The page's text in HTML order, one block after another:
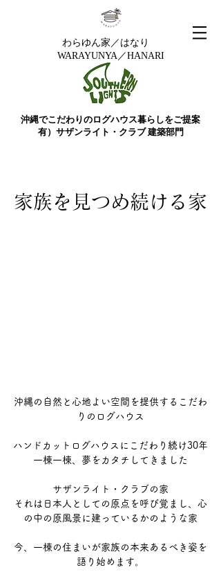
わらゆん家／はなり
WARAYUNYA／HANARI
沖縄でこだわりのログハウス暮らしをご提案
​有）サザンライト・クラブ 建築部門
家族を見つめ続ける家
沖縄の自然と心地よい空間を提供するこだわ
りのログハウス
ハンドカットログハウスにこだわり続け30年
一棟一棟、夢をカタチしてきました
サザンライト・クラブの家
それは日本人としての原点を呼び覚まし、心
の中の原風景に建っているかのような家
今、一棟の住まいが家族の本来あるべき姿を
語り始めます。